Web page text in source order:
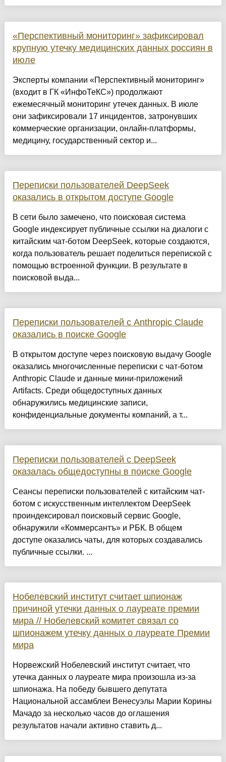
«Перспективный мониторинг» зафиксировал
крупную утечку медицинских данных россиян в
июле
Эксперты компании «Перспективный мониторинг»
(входит в ГК «ИнфоТеКС») продолжают
ежемесячный мониторинг утечек данных. В июле
они зафиксировали 17 инцидентов, затронувших
коммерческие организации, онлайн-платформы,
медицину, государственный сектор и...
Переписки пользователей DeepSeek
оказались в открытом доступе Google
В сети было замечено, что поисковая система
Google индексирует публичные ссылки на диалоги с
китайским чат-ботом DeepSeek, которые создаются,
когда пользователь решает поделиться перепиской с
помощью встроенной функции. В результате в
поисковой выда...
Переписки пользователей с Anthropic Claude
оказались в поиске Google
В открытом доступе через поисковую выдачу Google
оказались многочисленные переписки с чат-ботом
Anthropic Claude и данные мини-приложений
Artifacts. Среди общедоступных данных
обнаружились медицинские записи,
конфиденциальные документы компаний, а т...
Переписки пользователей с DeepSeek
оказалась общедоступны в поиске Google
Сеансы переписки пользователей с китайским чат-
ботом с искусственным интеллектом DeepSeek
проиндексировал поисковый сервис Google,
обнаружили «Коммерсантъ» и РБК. В общем
доступе оказались чаты, для которых создавались
публичные ссылки. ...
Нобелевский институт считает шпионаж
причиной утечки данных о лауреате премии
мира // Нобелевский комитет связал со
шпионажем утечку данных о лауреате Премии
мира
Норвежский Нобелевский институт считает, что
утечка данных о лауреате мира произошла из-за
шпионажа. На победу бывшего депутата
Национальной ассамблеи Венесуэлы Марии Корины
Мачадо за несколько часов до оглашения
результатов начали активно ставить д...